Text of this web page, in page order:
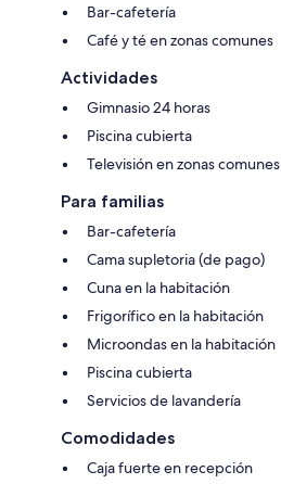
Bar-cafetería
Café y té en zonas comunes
Actividades
Gimnasio 24 horas
Piscina cubierta
Televisión en zonas comunes
Para familias
Bar-cafetería
Cama supletoria (de pago)
Cuna en la habitación
Frigorífico en la habitación
Microondas en la habitación
Piscina cubierta
Servicios de lavandería
Comodidades
Caja fuerte en recepción